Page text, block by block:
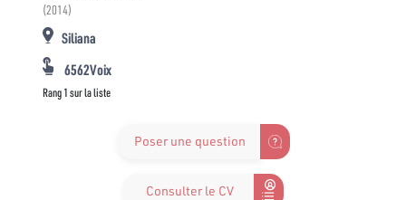
(2014)
Siliana
6562Voix
Rang 1 sur la liste
Poser une question
Consulter le CV